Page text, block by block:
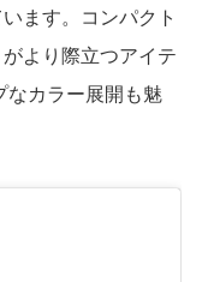
ます。コンパクト
より際立つアイテ
なカラー展開も魅